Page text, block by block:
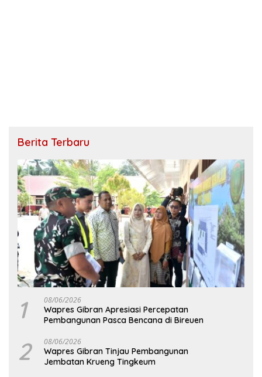
Berita Terbaru
1 08/06/2026
Wapres Gibran Apresiasi Percepatan
Pembangunan Pasca Bencana di Bireuen
2 08/06/2026
Wapres Gibran Tinjau Pembangunan
Jembatan Krueng Tingkeum